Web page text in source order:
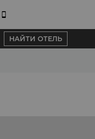

НАЙТИ ОТЕЛЬ